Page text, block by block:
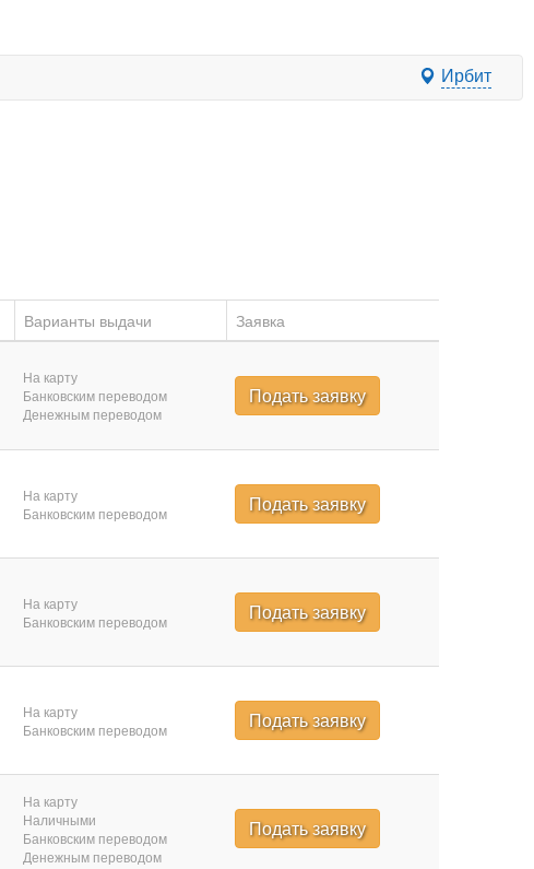
Ирбит
Варианты выдачи Заявка
На карту
Банковским переводом
Денежным переводом
Подать заявку
На карту
Банковским переводом
Подать заявку
На карту
Банковским переводом
Подать заявку
На карту
Банковским переводом
Подать заявку
На карту
Наличными
Банковским переводом
Денежным переводом
Подать заявку